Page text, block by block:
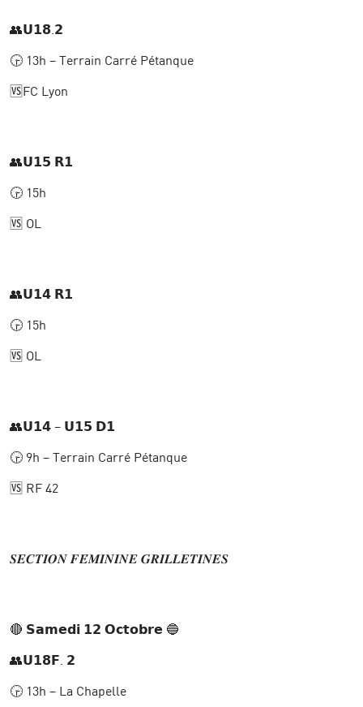
👥𝗨𝟭𝟴.𝟮
🕞 13h – Terrain Carré Pétanque
🆚FC Lyon
👥𝗨𝟭𝟱 𝗥𝟭
🕞 15h
🆚 OL
👥𝗨𝟭𝟰 𝗥𝟭
🕞 15h
🆚 OL
👥𝗨𝟭𝟰 – 𝗨𝟭𝟱 𝗗𝟭
🕞 9h – Terrain Carré Pétanque
🆚 RF 42
𝑺𝑬𝑪𝑻𝑰𝑶𝑵 𝑭𝑬́𝑴𝑰𝑵𝑰𝑵𝑬 𝑮𝑹𝑰𝑳𝑳𝑬𝑻𝑰𝑵𝑬𝑺
🔴 𝗦𝗮𝗺𝗲𝗱𝗶 𝟭𝟮 𝗢𝗰𝘁𝗼𝗯𝗿𝗲 🔵
👥𝗨𝟭𝟴𝗙. 𝟮
🕞 13h – La Chapelle